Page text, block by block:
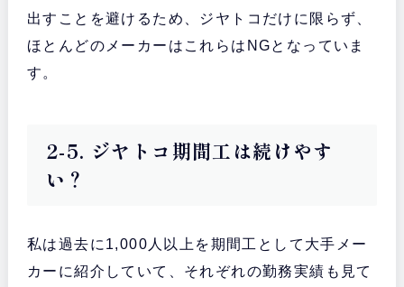
出すことを避けるため、ジヤトコだけに限らず、
ほとんどのメーカーはこれらはNGとなっていま
す。
2-5. ジヤトコ期間工は続けやす
い？
私は過去に1,000人以上を期間工として大手メー
カーに紹介していて、それぞれの勤務実績も見て